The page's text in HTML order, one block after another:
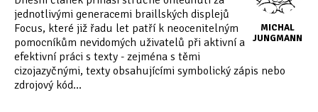
Hledání
Tipy & triky(17)
MICHAL
JUNGMANN
jednotlivými generacemi braillských displejů
Focus, které již řadu let patří k neocenitelným
pomocníkům nevidomých uživatelů při aktivní a
efektivní práci s texty - zejména s těmi
cizojazyčnými, texty obsahujícími symbolický zápis nebo
zdrojový kód...